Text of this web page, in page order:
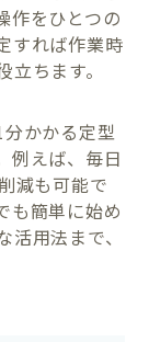
作をひとつの
すれば作業時
ちます。
かかる定型
例えば、毎日
減も可能で
も簡単に始め
用法まで、